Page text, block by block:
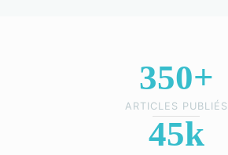
350+
ARTICLES PUBLIÉS
45k